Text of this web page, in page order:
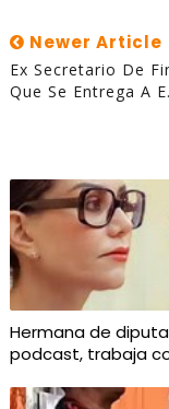
Newer Article
Ex Secretario De
Que Se Entrega A
Hermana de
podcast, trabaja